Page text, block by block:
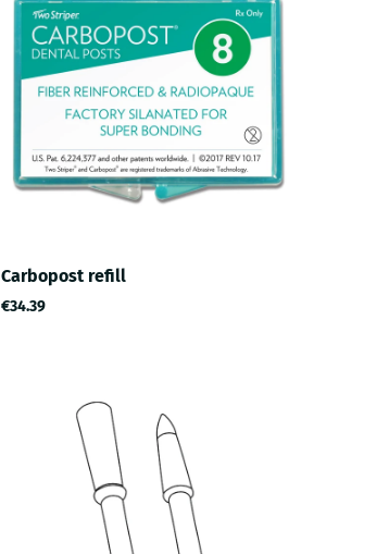
Carbopost refill
€34.39